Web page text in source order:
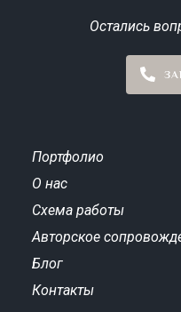
Остались
Портфолио
О нас
Схема работы
Авторское
Блог
Контакты